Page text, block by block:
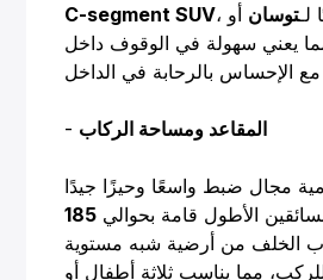
C-segment SUV
لـتوسان أو
يعني سهولة في الوقوف داخل
- المقاعد ومساحة الركاب
مجال ضبط واسعًا وحيزًا جيدًا
الأطول قامة بحوالي 185
الخلف من أرضية شبه مستوية
مما يناسب ثلاثة أطفال أو